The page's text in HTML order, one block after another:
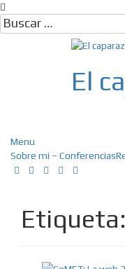
Skip
to
content
Buscar:
El
Menu
Sobre mi – Conferencias
Etiqueta: